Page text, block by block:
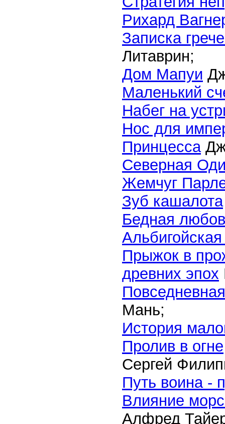
Рихард
Записка
Литаврин;
Дом Мапуи
Маленький
Набег на
Нос для
Принцесса
Северная
Жемчуг
Зуб кашалота
Бедная
Прыжок в
древних эпох
Мань;
История
Пролив в огне
Сергей
Путь воина -
Влияние
Алфред